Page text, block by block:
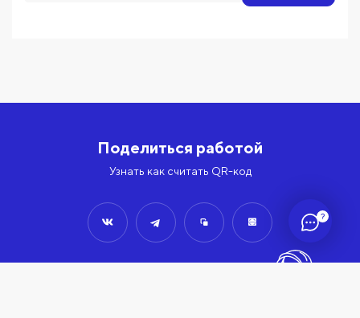
?
Поделиться работой
Узнать как считать QR-код